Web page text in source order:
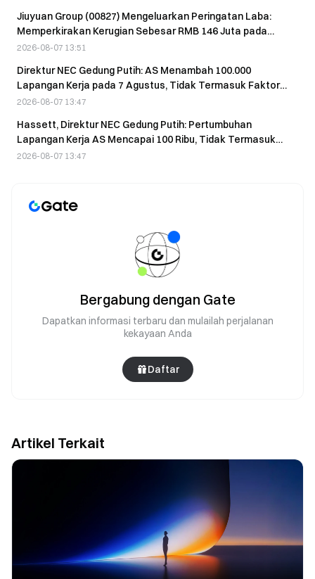
Jiuyuan Group (00827) Mengeluarkan Peringatan Laba:
Memperkirakan Kerugian Sebesar RMB 146 Juta pada
Semester I 2026, Turun RMB 40 Juta dari Tahun Sebelumnya
2026-08-07 13:51
Direktur NEC Gedung Putih: AS Menambah 100.000
Lapangan Kerja pada 7 Agustus, Tidak Termasuk Faktor
Pemerintah dan Piala Dunia
2026-08-07 13:47
Hassett, Direktur NEC Gedung Putih: Pertumbuhan
Lapangan Kerja AS Mencapai 100 Ribu, Tidak Termasuk
Pekerja Pemerintah dan Dampak Piala Dunia
2026-08-07 13:47
Bergabung dengan Gate
Dapatkan informasi terbaru dan mulailah perjalanan
kekayaan Anda
Daftar
Artikel Terkait